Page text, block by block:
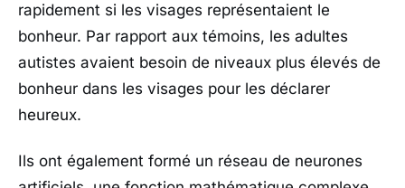
rapidement si les visages représentaient le
bonheur. Par rapport aux témoins, les adultes
autistes avaient besoin de niveaux plus élevés de
bonheur dans les visages pour les déclarer
heureux.
Ils ont également formé un réseau de neurones